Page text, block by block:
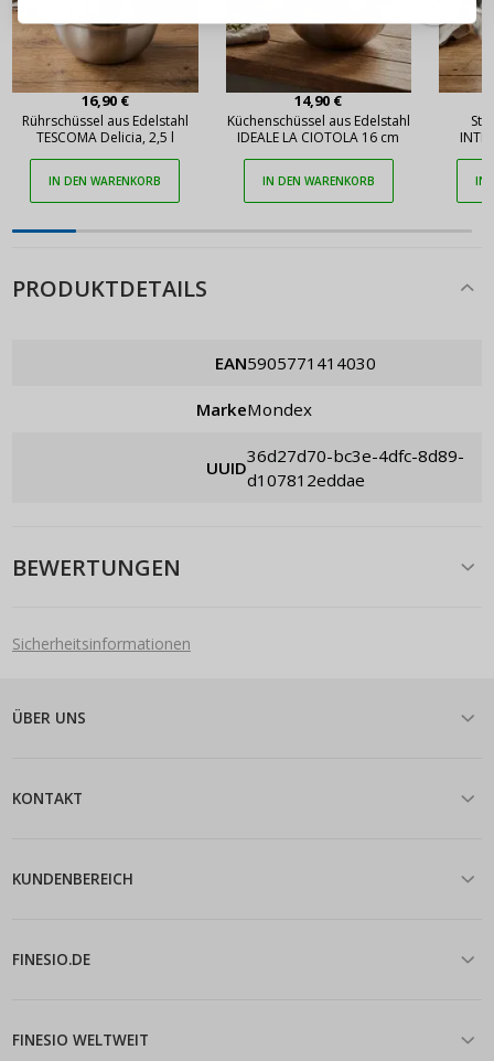
16,90 €
Rührschüssel aus Edelstahl
TESCOMA Delicia, 2,5 l
IN DEN WARENKORB
14,90 €
Küchenschüssel aus Edelstahl
IDEALE LA CIOTOLA 16 cm
IN DEN WARENKORB IN
PRODUKTDETAILS
EAN 5905771414030
Marke Mondex
UUID
36d27d70-bc3e-4dfc-8d89-
d107812eddae
BEWERTUNGEN
Sicherheitsinformationen
ÜBER UNS
KONTAKT
KUNDENBEREICH
FINESIO.DE
FINESIO WELTWEIT
Passwort erinnern